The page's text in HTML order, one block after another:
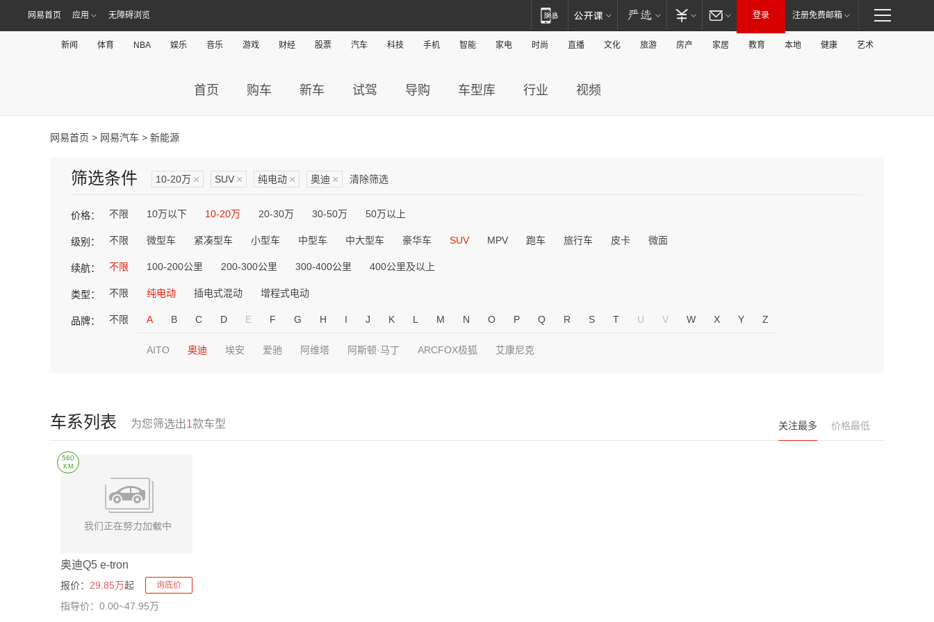
网易首页 应用 无障碍浏览 登录 注册免费邮箱
新闻 体育 NBA 娱乐 音乐 游戏 财经 股票 汽车 科技 手机 智能 家电 时尚 直播 文化 旅游 房产 家居 教育 本地 健康 艺术
首页 购车 新车 试驾 导购 车型库 行业 视频
网易首页 > 网易汽车 > 新能源
筛选条件 10-20万 × SUV × 纯电动 × 奥迪 × 清除筛选
价格： 不限 10万以下 10-20万 20-30万 30-50万 50万以上
级别： 不限 微型车 紧凑型车 小型车 中型车 中大型车 豪华车 SUV MPV 跑车 旅行车 皮卡 微面
续航： 不限 100-200公里 200-300公里 300-400公里 400公里及以上
类型： 不限 纯电动 插电式混动 增程式电动
品牌： 不限 A B C D E F G H I J K L M N O P Q R S T U V W X Y Z
AITO 奥迪 埃安 爱驰 阿维塔 阿斯顿·马丁 ARCFOX极狐 艾康尼克
车系列表 为您筛选出1款车型 关注最多 价格最低
奥迪Q5 e-tron
报价： 29.85万起 询底价
指导价：0.00~47.95万
560
KM